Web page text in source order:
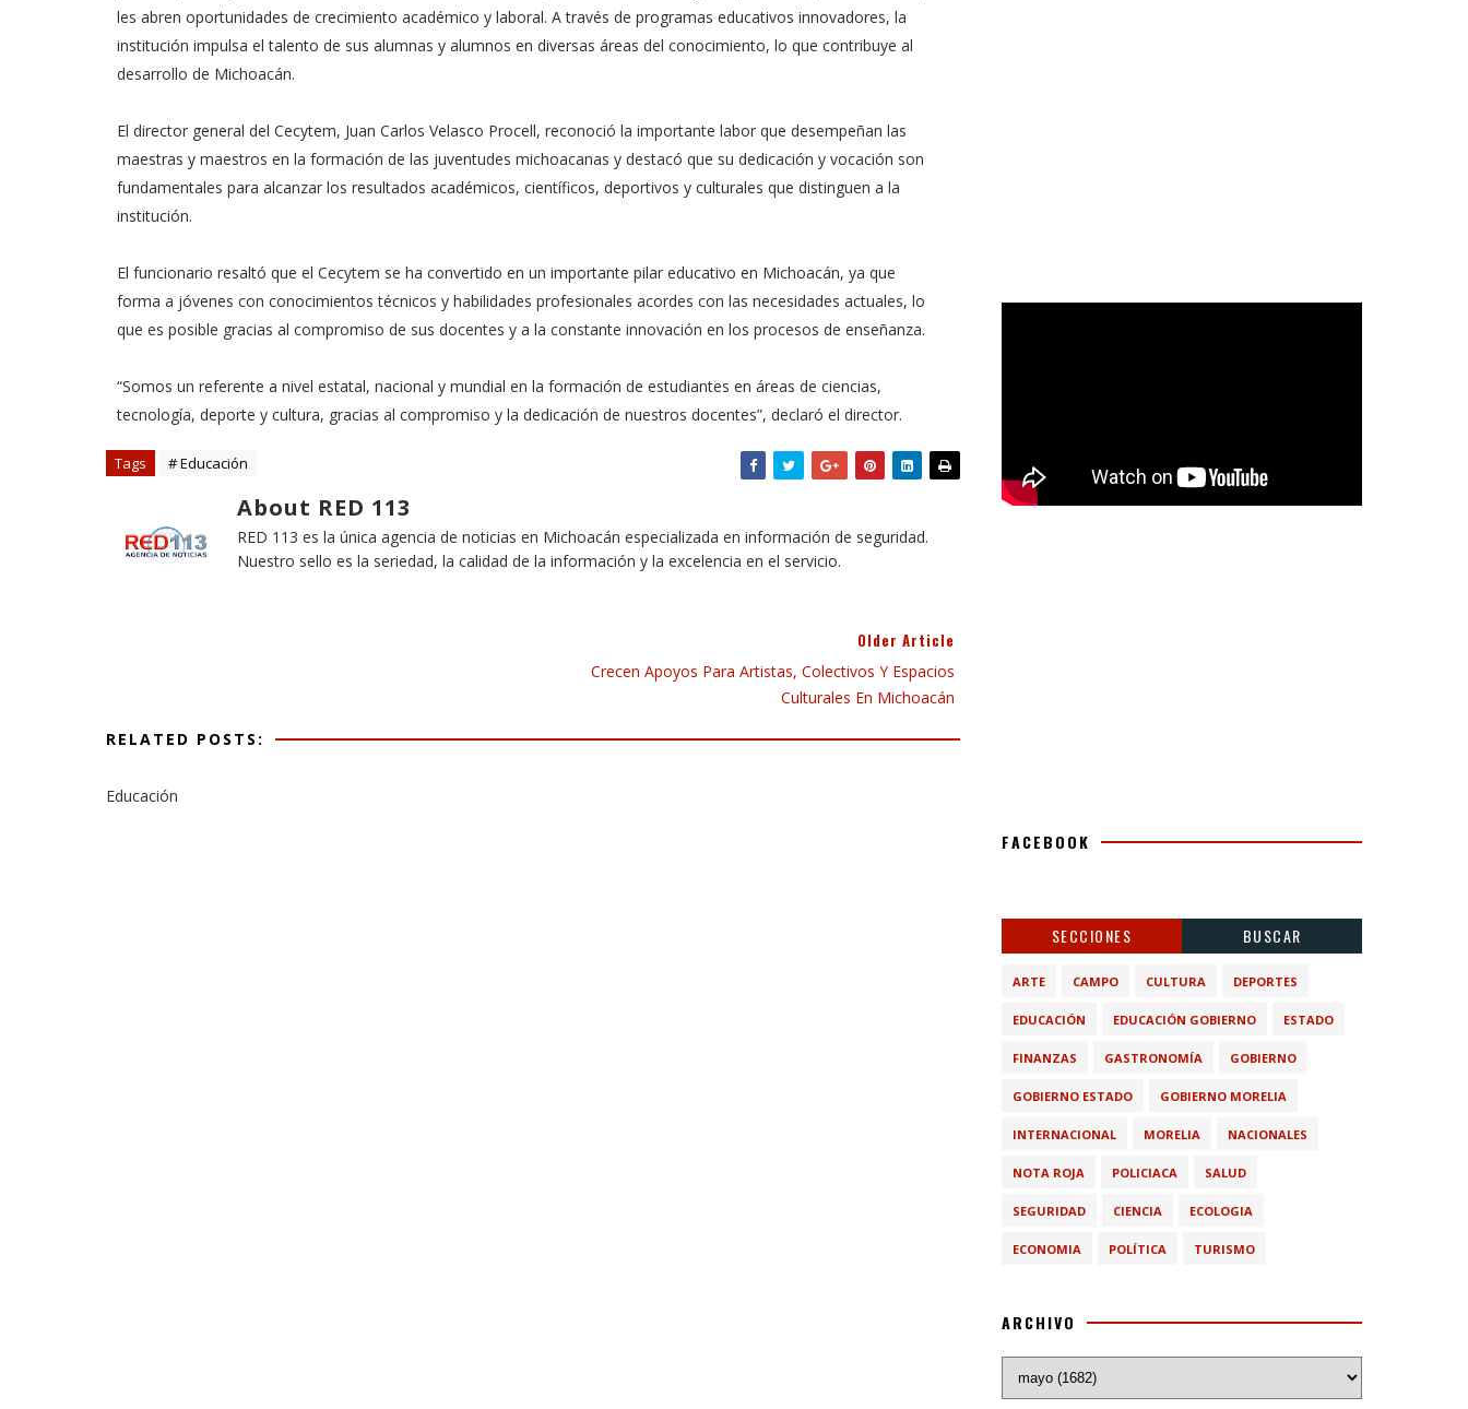
les abren oportunidades de crecimiento académico y laboral. A través de programas educativos innovadores, la
institución impulsa el talento de sus alumnas y alumnos en diversas áreas del conocimiento, lo que contribuye al
desarrollo de Michoacán.
El director general del Cecytem, Juan Carlos Velasco Procell, reconoció la importante labor que desempeñan las
maestras y maestros en la formación de las juventudes michoacanas y destacó que su dedicación y vocación son
fundamentales para alcanzar los resultados académicos, científicos, deportivos y culturales que distinguen a la
institución.
El funcionario resaltó que el Cecytem se ha convertido en un importante pilar educativo en Michoacán, ya que
forma a jóvenes con conocimientos técnicos y habilidades profesionales acordes con las necesidades actuales, lo
que es posible gracias al compromiso de sus docentes y a la constante innovación en los procesos de enseñanza.
“Somos un referente a nivel estatal, nacional y mundial en la formación de estudiantes en áreas de ciencias,
tecnología, deporte y cultura, gracias al compromiso y la dedicación de nuestros docentes”, declaró el director.
Tags # Educación
About RED 113
RED 113 es la única agencia de noticias en Michoacán especializada en información de seguridad.
Nuestro sello es la seriedad, la calidad de la información y la excelencia en el servicio.
Older Article
Crecen Apoyos Para Artistas, Colectivos Y Espacios
Culturales En Michoacán
RELATED POSTS:
Educación
FACEBOOK
SECCIONES BUSCAR
ARTE CAMPO CULTURA DEPORTES
EDUCACIÓN EDUCACIÓN GOBIERNO ESTADO
FINANZAS GASTRONOMÍA GOBIERNO
GOBIERNO ESTADO GOBIERNO MORELIA
INTERNACIONAL MORELIA NACIONALES
NOTA ROJA POLICIACA SALUD
SEGURIDAD CIENCIA ECOLOGIA
ECONOMIA POLÍTICA TURISMO
ARCHIVO